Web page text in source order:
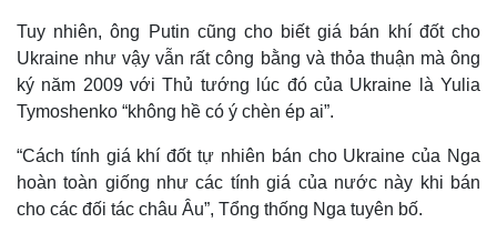
Tuy nhiên, ông Putin cũng cho biết giá bán khí đốt cho
Ukraine như vậy vẫn rất công bằng và thỏa thuận mà ông
ký năm 2009 với Thủ tướng lúc đó của Ukraine là Yulia
Tymoshenko “không hề có ý chèn ép ai”.
“Cách tính giá khí đốt tự nhiên bán cho Ukraine của Nga
hoàn toàn giống như các tính giá của nước này khi bán
cho các đối tác châu Âu”, Tổng thống Nga tuyên bố.